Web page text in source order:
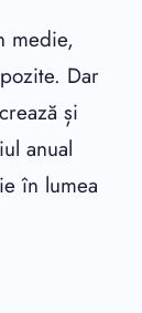
medie,
Dar
și
anual
în lumea